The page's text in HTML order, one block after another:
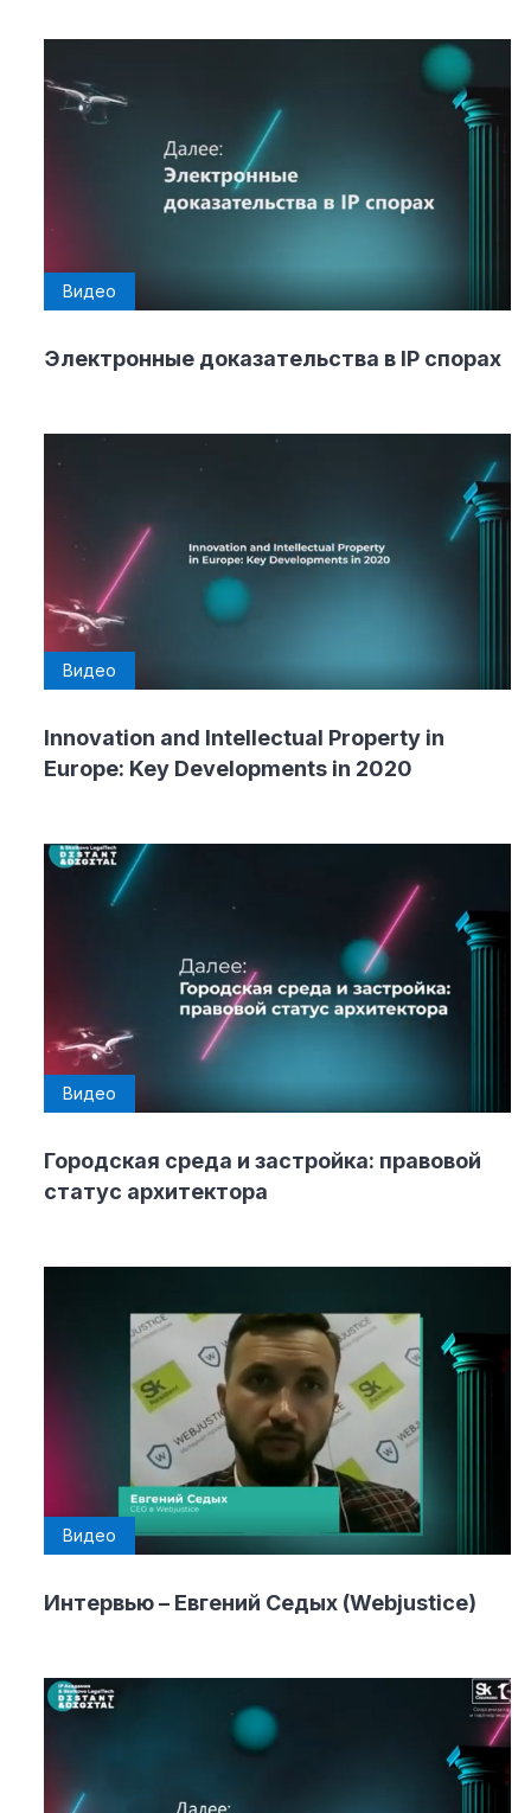
Видео
Электронные доказательства в IP спорах
Видео
Innovation and Intellectual Property in
Europe: Key Developments in 2020
Видео
Городская среда и застройка: правовой
статус архитектора
Видео
Интервью – Евгений Седых (Webjustice)